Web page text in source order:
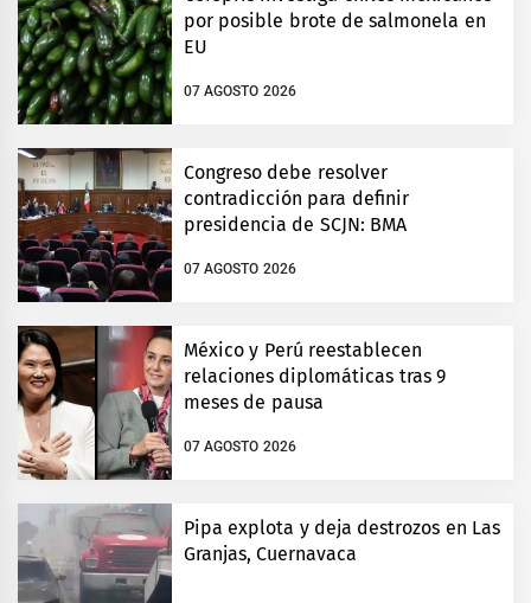
por posible brote de salmonela en
EU
07 AGOSTO 2026
Congreso debe resolver
contradicción para definir
presidencia de SCJN: BMA
07 AGOSTO 2026
México y Perú reestablecen
relaciones diplomáticas tras 9
meses de pausa
07 AGOSTO 2026
Pipa explota y deja destrozos en Las
Granjas, Cuernavaca